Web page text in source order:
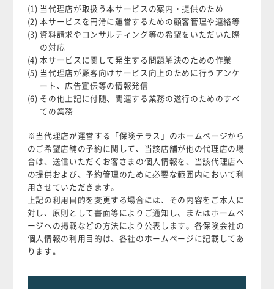
(1) 当代理店が取扱う本サービスの案内・提供のため
(2) 本サービスを円滑に運営するための顧客管理や連絡等
(3) 資料請求やコンサルティング等の希望をいただいた際
の対応
(4) 本サービスに関して発生する問題解決のための作業
(5) 当代理店が顧客向けサービス向上のために行うアンケ
ート、広告宣伝等の情報発信
(6) その他上記に付随、関連する業務の遂行のためのすべ
ての業務
※当代理店が運営する「保険テラス」のホームページから
のご希望店舗の予約に関して、当該店舗が他の代理店の場
合は、送信いただくお客さまの個人情報を、当該代理店へ
の提供および、予約管理のために必要な範囲内において利
用させていただきます。
上記の利用目的を変更する場合には、その内容をご本人に
対し、原則として書面等によりご通知し、またはホームペ
ージへの掲載などの方法により公表します。各保険会社の
個人情報の利用目的は、各社のホームページに記載してあ
ります。